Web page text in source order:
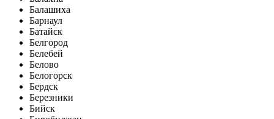
Балашиха
Барнаул
Батайск
Белгород
Белебей
Белово
Белогорск
Бердск
Березники
Бийск